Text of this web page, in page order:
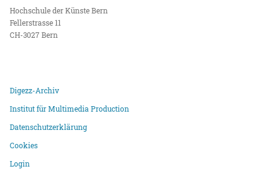
Hochschule der Künste Bern
Fellerstrasse 11
CH-3027 Bern
Digezz-Archiv
Institut für Multimedia Production
Datenschutzerklärung
Cookies
Login